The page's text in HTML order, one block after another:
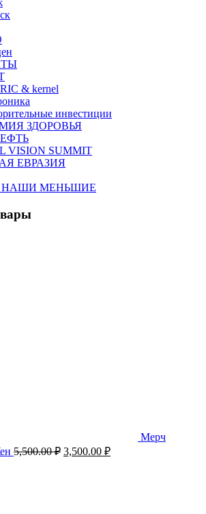
& kernel
инвестиции
ЗДОРОВЬЯ
VISION SUMMIT
ЕВРАЗИЯ
НАШИ МЕНЬШИЕ
Мерч
5,500.00₽ Первоначальная
3,500.00 ₽Текущая